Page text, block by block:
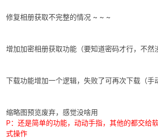
修复相册获取不完整的情况 ~ ~ ~
增加加密相册获取功能（要知道密码才行，不然
下载功能增加一个逻辑，失败了可再次下载（手
缩略图预览废弃，感觉没啥用
P：还是简单的功能，动动手指，其他的都交给
式操作